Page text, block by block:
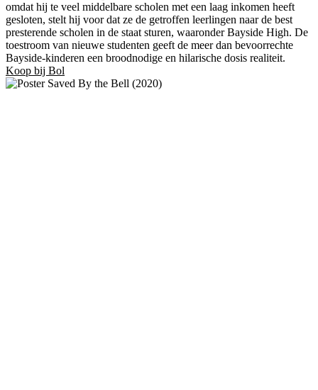
omdat hij te veel middelbare scholen met een laag inkomen heeft
gesloten, stelt hij voor dat ze de getroffen leerlingen naar de best
presterende scholen in de staat sturen, waaronder Bayside High. De
toestroom van nieuwe studenten geeft de meer dan bevoorrechte
Bayside-kinderen een broodnodige en hilarische dosis realiteit.
Koop bij Bol